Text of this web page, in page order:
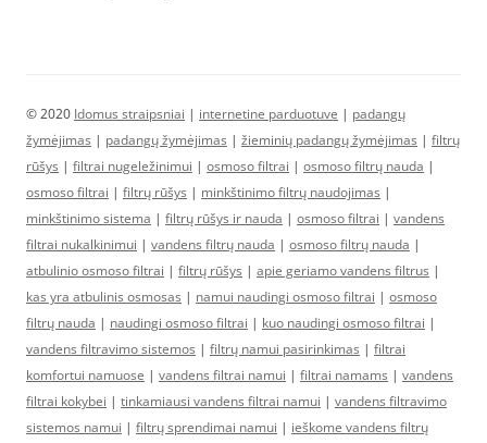
© 2020 Idomus straipsniai | internetine parduotuve | padangų
žymėjimas | padangų žymėjimas | žieminių padangų žymėjimas | filtrų
rūšys | filtrai nugeležinimui | osmoso filtrai | osmoso filtrų nauda |
osmoso filtrai | filtrų rūšys | minkštinimo filtrų naudojimas |
minkštinimo sistema | filtrų rūšys ir nauda | osmoso filtrai | vandens
filtrai nukalkinimui | vandens filtrų nauda | osmoso filtrų nauda |
atbulinio osmoso filtrai | filtrų rūšys | apie geriamo vandens filtrus |
kas yra atbulinis osmosas | namui naudingi osmoso filtrai | osmoso
filtrų nauda | naudingi osmoso filtrai | kuo naudingi osmoso filtrai |
vandens filtravimo sistemos | filtrų namui pasirinkimas | filtrai
komfortui namuose | vandens filtrai namui | filtrai namams | vandens
filtrai kokybei | tinkamiausi vandens filtrai namui | vandens filtravimo
sistemos namui | filtrų sprendimai namui | ieškome vandens filtrų